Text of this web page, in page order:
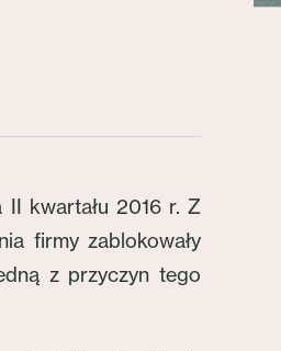
kwartału 2016 r. Z
firmy zablokowały
z przyczyn tego